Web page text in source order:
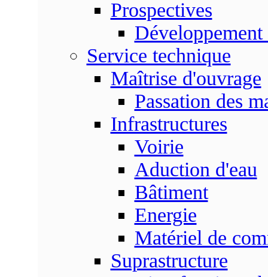
Prospectives
Développement
Service technique
Maîtrise d'ouvrage
Passation des
Infrastructures
Voirie
Aduction d'eau
Bâtiment
Energie
Matériel de
Suprastructure